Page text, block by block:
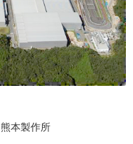
本製作所